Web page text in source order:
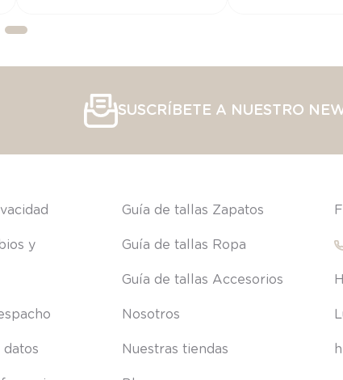
SUSCRÍBETE A NUESTRO
y
datos
Guía de tallas Zapatos
Guía de tallas Ropa
Guía de tallas Accesorios
Nosotros
Nuestras tiendas